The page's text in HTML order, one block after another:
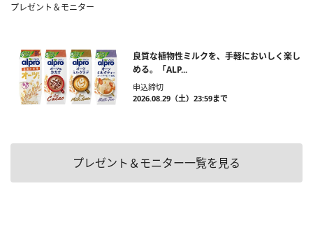
プレゼント＆モニター
良質な植物性ミルクを、手軽においしく楽し
める。「ALP...
申込締切
2026.08.29（土）23:59まで
プレゼント＆モニター一覧を見る